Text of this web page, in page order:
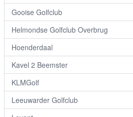
Gooise Golfclub
Helmondse Golfclub Overbrug
Hoenderdaal
Kavel 2 Beemster
KLMGolf
Leeuwarder Golfclub